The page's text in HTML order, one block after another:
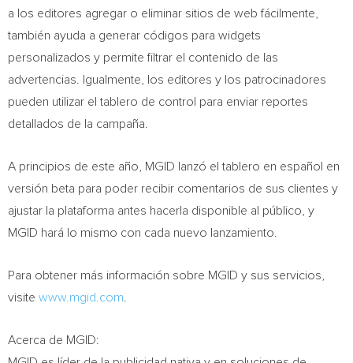
a los editores agregar o eliminar sitios de web fácilmente,
también ayuda a generar códigos para widgets
personalizados y permite filtrar el contenido de las
advertencias. Igualmente, los editores y los patrocinadores
pueden utilizar el tablero de control para enviar reportes
detallados de la campaña.
A principios de este año, MGID lanzó el tablero en español en
versión beta para poder recibir comentarios de sus clientes y
ajustar la plataforma antes hacerla disponible al público, y
MGID hará lo mismo con cada nuevo lanzamiento.
Para obtener más información sobre MGID y sus servicios,
visite www.mgid.com
Acerca de MGID: